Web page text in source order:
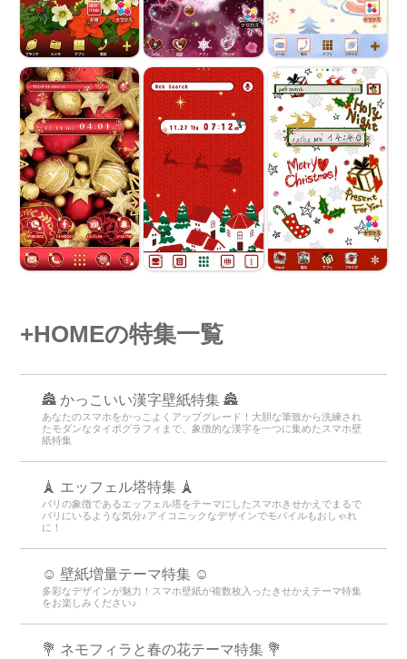
+HOMEの特集一覧
🏯 かっこいい漢字壁紙特集 🏯
あなたのスマホをかっこよくアップグレード！大胆な筆致から洗練され
たモダンなタイポグラフィまで、象徴的な漢字を一つに集めたスマホ壁
紙特集
🗼 エッフェル塔特集 🗼
パリの象徴であるエッフェル塔をテーマにしたスマホきせかえでまるで
パリにいるような気分♪アイコニックなデザインでモバイルもおしゃれ
に！
☺️ 壁紙増量テーマ特集 ☺️
多彩なデザインが魅力！スマホ壁紙が複数枚入ったきせかえテーマ特集
をお楽しみください♪
💐 ネモフィラと春の花テーマ特集 💐